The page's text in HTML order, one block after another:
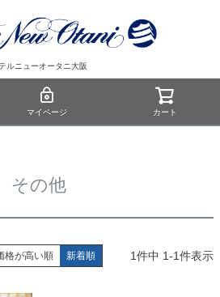
ルニューオータニ大阪
マイページ カート
その他
格が高い順 新着順 1件中 1-1件表示